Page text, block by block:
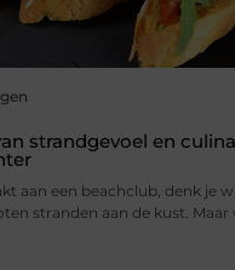
strandgevoel en
aan een beachclub, denk je
stranden aan de kust. Maar